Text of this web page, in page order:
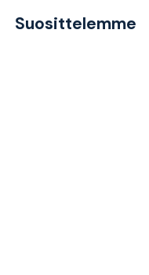
Suosittelemme